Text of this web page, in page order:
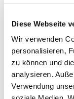
Diese Webseite
Wir verwenden
personalisieren,
zu können und
analysieren.
Verwendung
transparente
harmonisch in
langlebige
hochwertigen
Ästhetik,